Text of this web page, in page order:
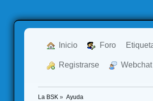
Inicio Foro
Registrarse Webchat
La BSK » Ayuda